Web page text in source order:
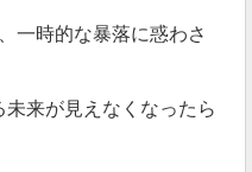
一時的な暴落に惑わさ
来が見えなくなったら